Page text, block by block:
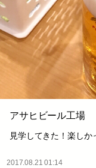
アサヒビール工場
見学してきた！楽しか
2017.08.21 01:14